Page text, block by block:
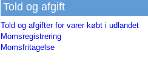
Told og afgift
Told og afgifter for varer købt i udlandet
Momsregistrering
Momsfritagelse